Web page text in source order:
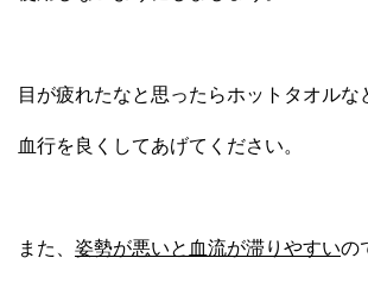
目が疲れたなと思ったらホットタオルな
血行を良くしてあげてください。
また、 姿勢が悪いと血流が滞りやすいの